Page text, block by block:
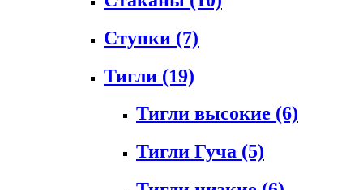
Ступки (7)
Тигли (19)
Тигли высокие (6)
Тигли Гуча (5)